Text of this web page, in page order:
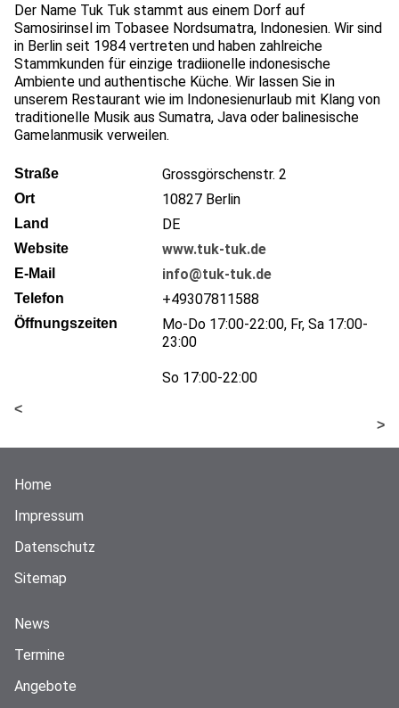
Der Name Tuk Tuk stammt aus einem Dorf auf
Samosirinsel im Tobasee Nordsumatra, Indonesien. Wir sind
in Berlin seit 1984 vertreten und haben zahlreiche
Stammkunden für einzige tradiionelle indonesische
Ambiente und authentische Küche. Wir lassen Sie in
unserem Restaurant wie im Indonesienurlaub mit Klang von
traditionelle Musik aus Sumatra, Java oder balinesische
Gamelanmusik verweilen.
Straße Grossgörschenstr. 2
Ort 10827 Berlin
Land DE
Website www.tuk-tuk.de
E-Mail info@tuk-tuk.de
Telefon +49307811588
Öffnungszeiten
Mo-Do 17:00-22:00, Fr, Sa 17:00-
23:00
So 17:00-22:00
<
>
Home
Impressum
Datenschutz
Sitemap
News
Termine
Angebote